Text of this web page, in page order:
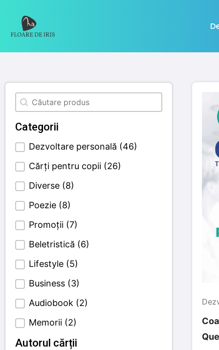
Căutare
Search content
Categorii
Categories Filter
Dezvoltare personală (46)
Cărți pentru copii (26)
Diverse (8)
Poezie (8)
Promoții (7)
Beletristică (6)
Lifestyle (5)
Business (3)
Audiobook (2)
Memorii (2)
Autorul cărții